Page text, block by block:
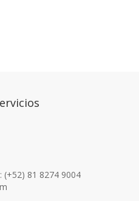
(+52) 81 8274 9004